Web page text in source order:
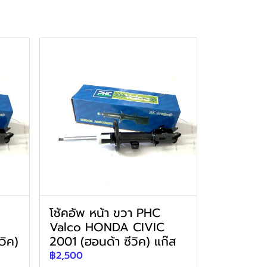
ค)
โช้คอัพ หน้า ขวา PHC
Valco HONDA CIVIC
2001 (ฮอนด้า ซีวิค) แก๊ส
฿2,500